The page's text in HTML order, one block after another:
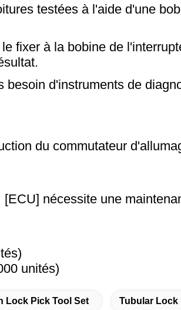
testées à l'aide d'une
fixer à la bobine de
besoin d'instruments de
du commutateur
nécessite une
unités)
Lock Pick Tool Set Tubular Lock